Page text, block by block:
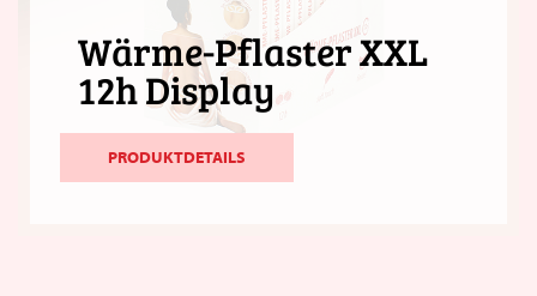
Wärme-Pflaster XXL
12h Display
PRODUKTDETAILS